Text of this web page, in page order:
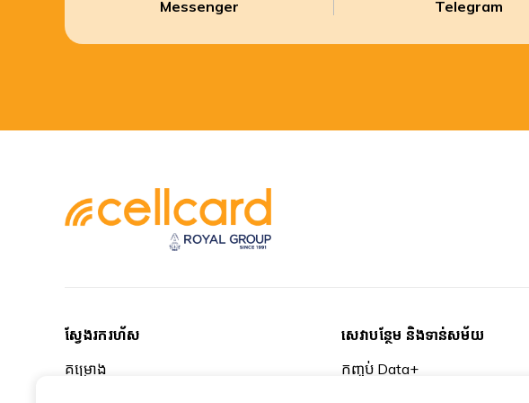
Messenger Telegram
ស្វែងរករហ័ស
គម្រោង
សេវាបន្ថែម និងទាន់សម័យ
កញ្ចប់ Data+